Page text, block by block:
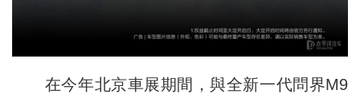
在今年北京車展期間，與全新一代問界M9